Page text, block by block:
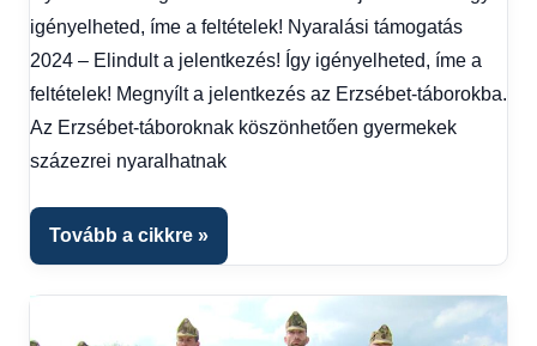
Hírek,
Hírek
igényelheted, íme a feltételek! Nyaralási támogatás
2024 – Elindult a jelentkezés! Így igényelheted, íme a
feltételek! Megnyílt a jelentkezés az Erzsébet-táborokba.
Az Erzsébet-táboroknak köszönhetően gyermekek
százezrei nyaralhatnak
Tovább a cikkre